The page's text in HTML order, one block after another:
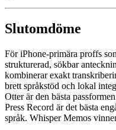
Slutomdöme
För iPhone-primära proffs
strukturerad, sökbar
kombinerar exakt
brett språkstöd och lokal
Otter är den bästa
Press Record är det bästa
språk. Whisper Memos